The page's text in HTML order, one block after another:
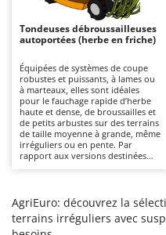
Compresseurs pour
Coupe-bordures -
Couveuses à œufs
Cultivateurs Tiller à
D
Débroussailleuses
Découpeurs plasma
Déplaqueuses de
Bernardi
Bertolini Pumps
Besser Vacuum
Bestway
Beta tools
Bissell
Black & Decker
Blue Bird
Bomet
Tondeuses débroussailleuses
autoportées (herbe en friche)
Équipées de systèmes de coupe
robustes et puissants, à lames ou
à marteaux, elles sont idéales
pour le fauchage rapide d’herbe
haute et dense, de broussailles et
de petits arbustes sur des terrains
de taille moyenne à grande, même
irréguliers ou en pente. Par
rapport aux versions destinées
risque de colmatage du plateau de
coupe ou du système
d’évacuation. Il est important de
maintenir les lames propres et de
AgriEuro: découvrez la
terrains irréguliers avec